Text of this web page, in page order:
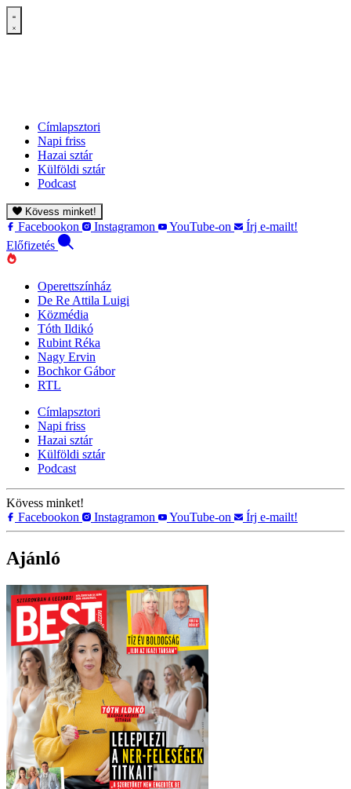
Címlapsztori
Napi friss
Hazai sztár
Külföldi sztár
Podcast
Kövess minket!
Facebookon Instagramon YouTube-on
Írj e-mailt!
Előfizetés
Operettszínház
De Re Attila Luigi
Közmédia
Tóth Ildikó
Rubint Réka
Nagy Ervin
Bochkor Gábor
RTL
Címlapsztori
Napi friss
Hazai sztár
Külföldi sztár
Podcast
Kövess minket!
Facebookon
Instagramon YouTube-on Írj e-mailt!
Ajánló